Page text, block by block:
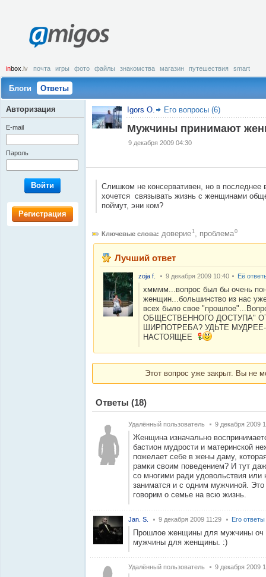
amigos
inbox .lv почта игры фото файлы знакомства магазин путешествия smart
Блоги Ответы
Igors O. Его вопросы (6)
Мужчины принимают
9 декабря 2009 04:30
Слишком не консервативен, но в последнее
хочется связывать жизнь с женщинами
поймут, эни ком?
Ключевые слова: доверие1, проблема0
Лучший ответ
zoja f. 9 декабря 2009 10:40 Её
хмммм...вопрос был бы очень
женщин...большинство из нас
всех было свое
ОБЩЕСТВЕННОГО ДОСТУПА"
ШИРПОТРЕБА? УДЬТЕ
НАСТОЯЩЕЕ
Этот вопрос уже закрыт. Вы не
Ответы (18)
Удалённый пользователь 9 декабря 2009
Женщина изначально
бастион мудрости и материнской
пожелает себе в жены даму,
рамки своим поведением? И тут
со многими ради удовольствия
заниматся и с одним мужчиной.
говорим о семье на всю жизнь.
Jan. S. 9 декабря 2009 11:29 Его ответы
Прошлое женщины для мужчины оч
мужчины для женщины. :)
Удалённый пользователь 9 декабря 2009
Авторизация
E-mail
Пароль
Войти
Регистрация